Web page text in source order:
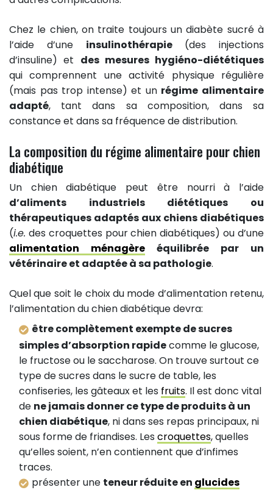
Chez le chien, on traite toujours un diabète sucré à
l’aide d’une insulinothérapie(des injections
d’insuline) et des mesures hygiéno-diététiques
qui comprennent une activité physique régulière
(mais pas trop intense) et un régime alimentaire
adapté, tant dans sa composition, dans sa
constance et dans sa fréquence de distribution.
La composition du régime alimentaire pour chien
diabétique
Un chien diabétique peut être nourri à l’aide
d’aliments industriels diététiques ou
thérapeutiques adaptés aux chiens diabétiques
(i.e. des croquettes pour chien diabétiques) ou d’une
alimentation ménagère équilibrée par un
vétérinaire et adaptée à sa pathologie.
Quel que soit le choix du mode d’alimentation retenu,
l’alimentation du chien diabétique devra:
être complètement exempte de sucres
simples d’absorption rapidecomme le glucose,
le fructose ou le saccharose. On trouve surtout ce
type de sucres dans le sucre de table, les
confiseries, les gâteaux et les fruits. Il est donc vital
de ne jamais donner ce type de produits à un
chien diabétique, ni dans ses repas principaux, ni
sous forme de friandises. Les croquettes, quelles
qu’elles soient, n’en contiennent que d’infimes
traces.
présenter une teneur réduite en glucides